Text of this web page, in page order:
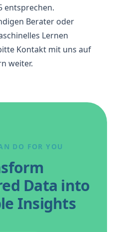
entsprechen.
Berater oder
Lernen
Kontakt mit uns auf
weiter.
DO FOR YOU
Data into
Insights